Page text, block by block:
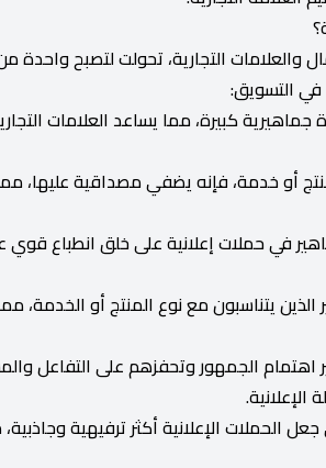
والعلامات التجارية، تحولت لتصبح واحدة من
في التسويق:
كبيرة، مما يساعد العلامات
أو خدمة، فإنه يضفي مصداقية عليها،
في حملات إعلانية على خلق انطباع قوي
يتناسبون مع نوع المنتج أو
اهتمام الجمهور وتحفزهم على التفاعل
الحملات الإعلانية أكثر ترفيهية وجاذبية،